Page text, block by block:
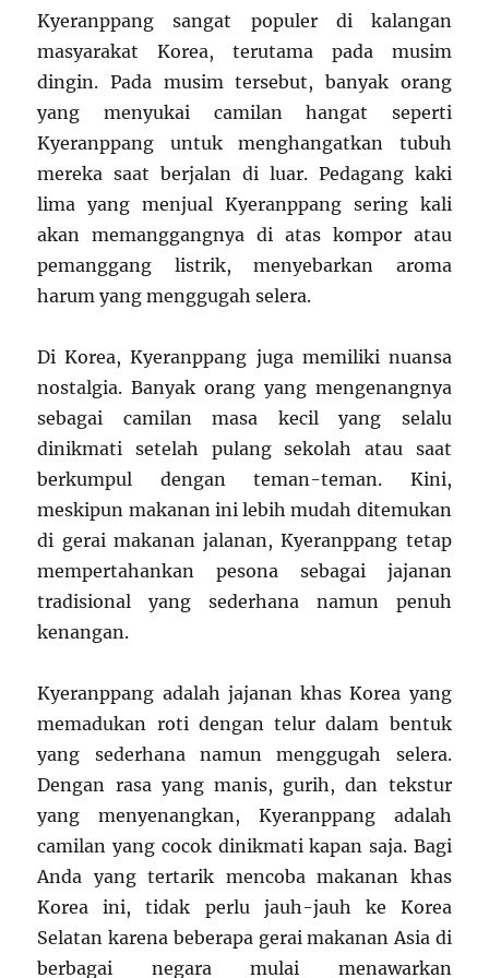
Kyeranppang sangat populer di kalangan
masyarakat Korea, terutama pada musim
dingin. Pada musim tersebut, banyak orang
yang menyukai camilan hangat seperti
Kyeranppang untuk menghangatkan tubuh
mereka saat berjalan di luar. Pedagang kaki
lima yang menjual Kyeranppang sering kali
akan memanggangnya di atas kompor atau
pemanggang listrik, menyebarkan aroma
harum yang menggugah selera.
Di Korea, Kyeranppang juga memiliki nuansa
nostalgia. Banyak orang yang mengenangnya
sebagai camilan masa kecil yang selalu
dinikmati setelah pulang sekolah atau saat
berkumpul dengan teman-teman. Kini,
meskipun makanan ini lebih mudah ditemukan
di gerai makanan jalanan, Kyeranppang tetap
mempertahankan pesona sebagai jajanan
tradisional yang sederhana namun penuh
kenangan.
Kyeranppang adalah jajanan khas Korea yang
memadukan roti dengan telur dalam bentuk
yang sederhana namun menggugah selera.
Dengan rasa yang manis, gurih, dan tekstur
yang menyenangkan, Kyeranppang adalah
camilan yang cocok dinikmati kapan saja. Bagi
Anda yang tertarik mencoba makanan khas
Korea ini, tidak perlu jauh-jauh ke Korea
Selatan karena beberapa gerai makanan Asia di
berbagai negara mulai menawarkan